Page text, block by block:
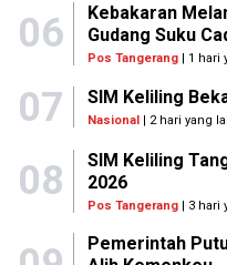
06
Kebakaran
Gudang Suku
Pos Tangerang| 1 hari
07 SIM Keliling
Nasional | 2 hari yang
08
SIM Keliling
2026
Pos Tangerang| 3 hari
Pemerintah